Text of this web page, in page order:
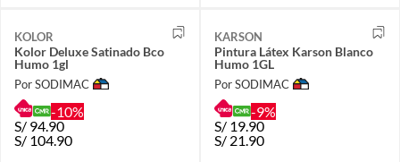
KOLOR
Kolor Deluxe Satinado Bco
Humo 1gl
Por SODIMAC
-10%
S/ 94.90
S/ 104.90
KARSON
Pintura Látex Karson Blanco
Humo 1GL
Por SODIMAC
-9%
S/ 19.90
S/ 21.90